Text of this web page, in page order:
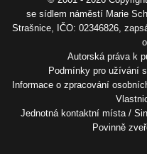
se sídlem náměstí Marie
Strašnice, IČO: 02346826,
Autorská práva k
Podmínky pro užívání
Informace o zpracování
Jednotná kontaktní místa /
Povinně